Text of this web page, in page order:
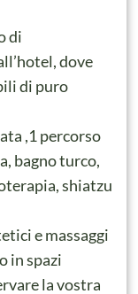
di
dove
di puro
,1 percorso
bagno turco,
shiatzu
e massaggi
in spazi
la vostra